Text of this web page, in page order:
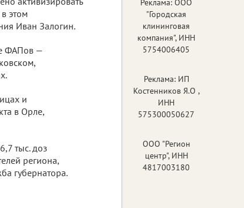
этом
Иван Залогин.
ФАПов —
и
в Орле,
тыс. доз
региона,
губернатора.
"Городская
клининговая
компания", ИНН
5754006405
Реклама: ИП
Костенников Я.О ,
ИНН
575300050627
ООО "Регион
центр", ИНН
4817003180